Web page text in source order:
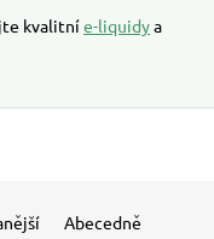
kvalitníe-liquidya
Abecedně